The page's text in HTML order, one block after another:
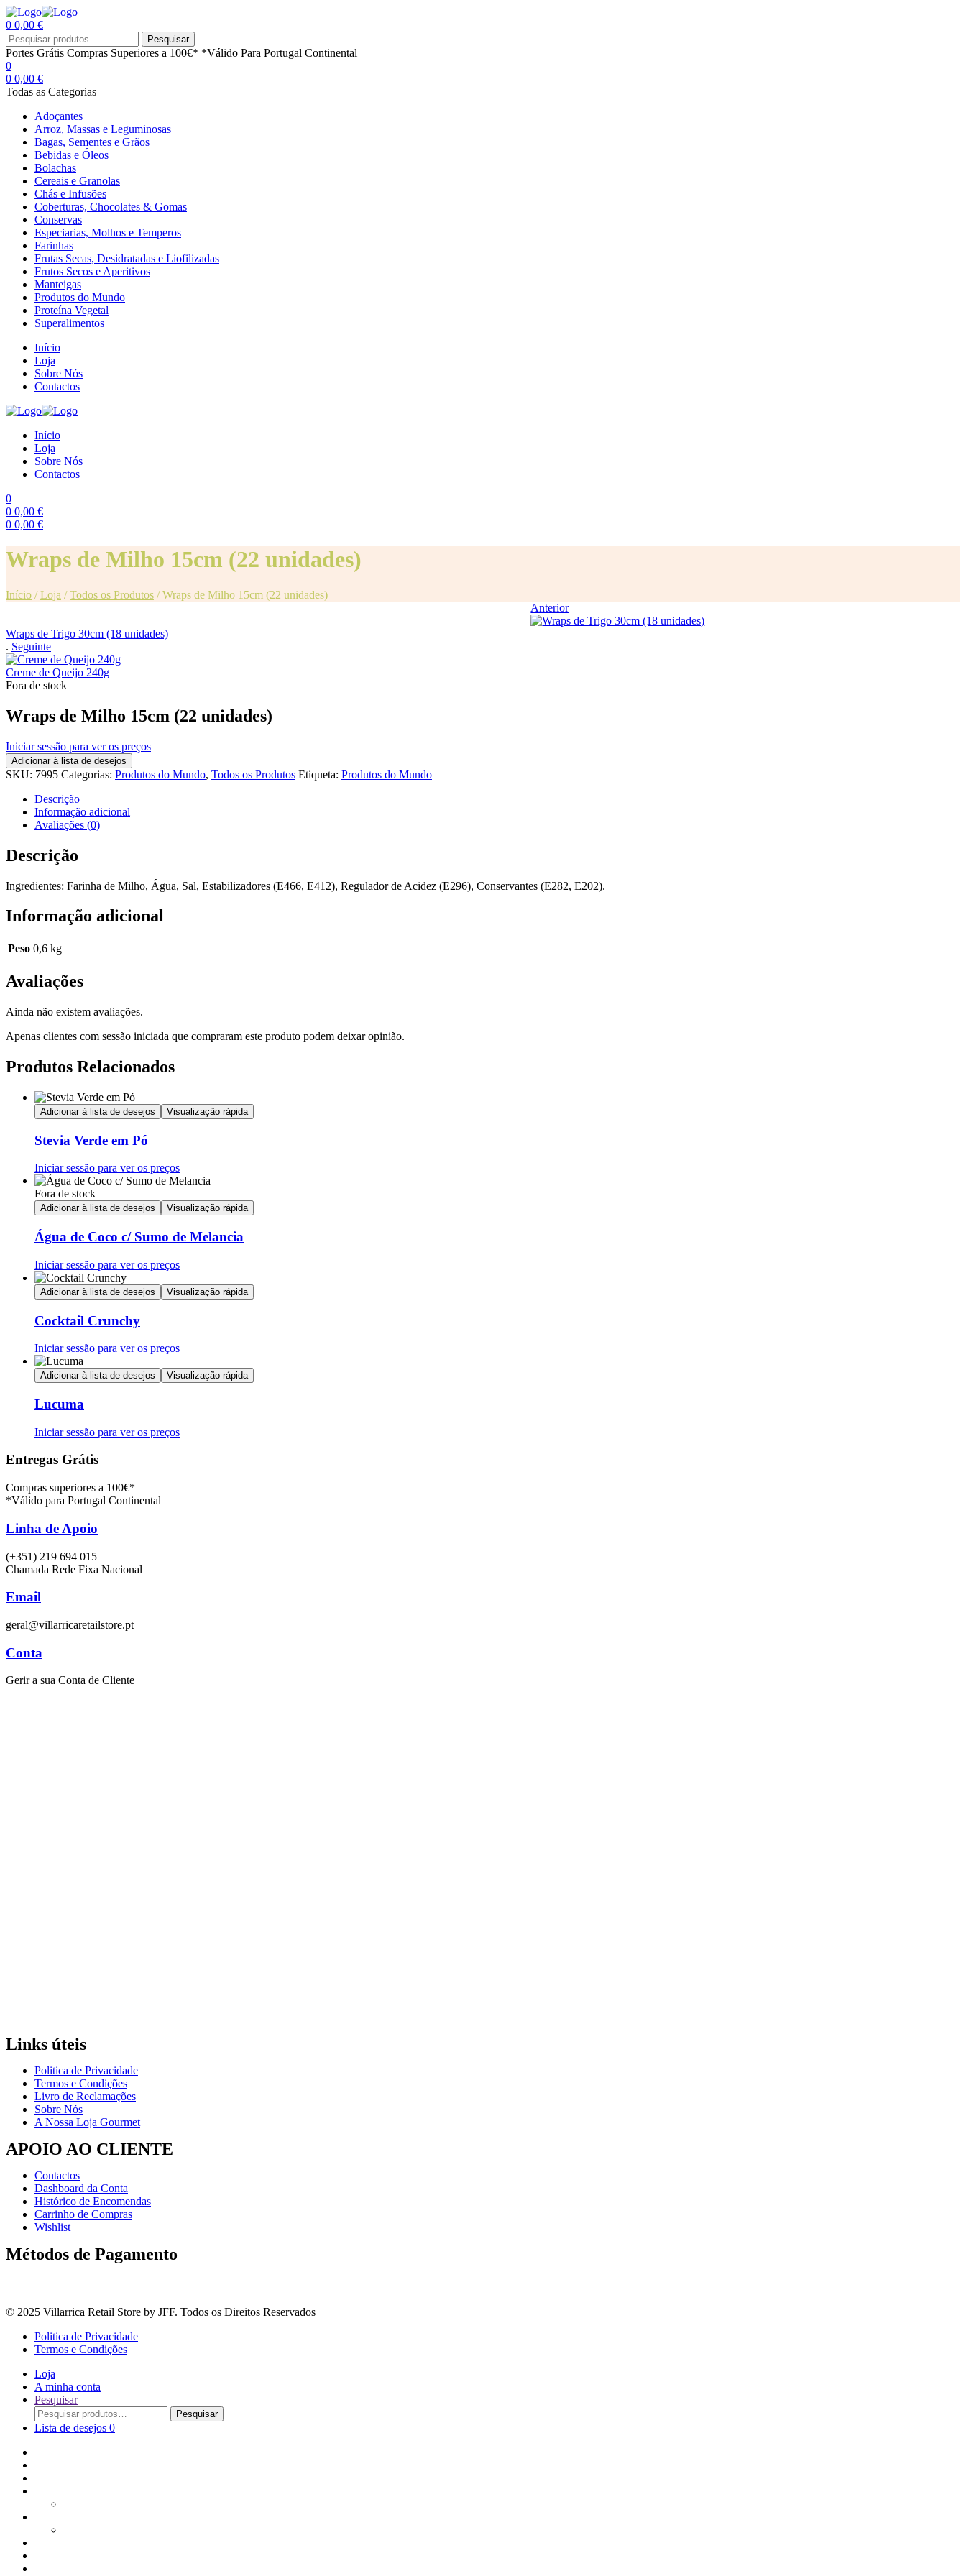
0 0,00 €
Menu
Procurar
por:
Pesquisar
Portes Grátis Compras Superiores a 100€* *Válido Para Portugal Continental
0
0 0,00 €
Todas as Categorias
Adoçantes
Arroz, Massas e Leguminosas
Bagas, Sementes e Grãos
Bebidas e Óleos
Bolachas
Cereais e Granolas
Chás e Infusões
Coberturas, Chocolates & Gomas
Conservas
Especiarias, Molhos e Temperos
Farinhas
Frutas Secas, Desidratadas e Liofilizadas
Frutos Secos e Aperitivos
Manteigas
Produtos do Mundo
Proteína Vegetal
Superalimentos
Início
Loja
Sobre Nós
Contactos
Início
Loja
Sobre Nós
Contactos
0
0 0,00 €
0 0,00 €
Wraps de Milho 15cm (22 unidades)
Início /Loja /Todos os Produtos /Wraps de Milho 15cm (22 unidades)
Anterior
Wraps de Trigo 30cm (18 unidades)
. Seguinte
Creme de Queijo 240g
Fora de stock
Wraps de Milho 15cm (22 unidades)
Iniciar sessão para ver os preços
Adicionar à lista de desejos
SKU: 7995 Categorias: Produtos do Mundo, Todos os Produtos Etiqueta: Produtos do Mundo
Descrição
Informação adicional
Avaliações (0)
Descrição
Ingredientes: Farinha de Milho, Água, Sal, Estabilizadores (E466, E412), Regulador de Acidez (E296), Conservantes (E282, E202).
Informação adicional
Peso 0,6 kg
Avaliações
Ainda não existem avaliações.
Apenas clientes com sessão iniciada que compraram este produto podem deixar opinião.
Produtos Relacionados
Adicionar à lista de desejos Visualização rápida
Stevia Verde em Pó
Iniciar sessão para ver os preços
Fora de stock
Adicionar à lista de desejos Visualização rápida
Água de Coco c/ Sumo de Melancia
Iniciar sessão para ver os preços
Adicionar à lista de desejos Visualização rápida
Cocktail Crunchy
Iniciar sessão para ver os preços
Adicionar à lista de desejos Visualização rápida
Lucuma
Iniciar sessão para ver os preços
Entregas Grátis
Compras superiores a 100€*
*Válido para Portugal Continental
Linha de Apoio
(+351) 219 694 015
Chamada Rede Fixa Nacional
Email
geral@villarricaretailstore.pt
Conta
Gerir a sua Conta de Cliente
Links úteis
Politica de Privacidade
Termos e Condições
Livro de Reclamações
Sobre Nós
A Nossa Loja Gourmet
APOIO AO CLIENTE
Contactos
Dashboard da Conta
Histórico de Encomendas
Carrinho de Compras
Wishlist
Métodos de Pagamento
© 2025 Villarrica Retail Store by JFF. Todos os Direitos Reservados
Politica de Privacidade
Termos e Condições
Loja
A minha conta
Pesquisar
Procurar
por:
Pesquisar
Lista de desejos 0